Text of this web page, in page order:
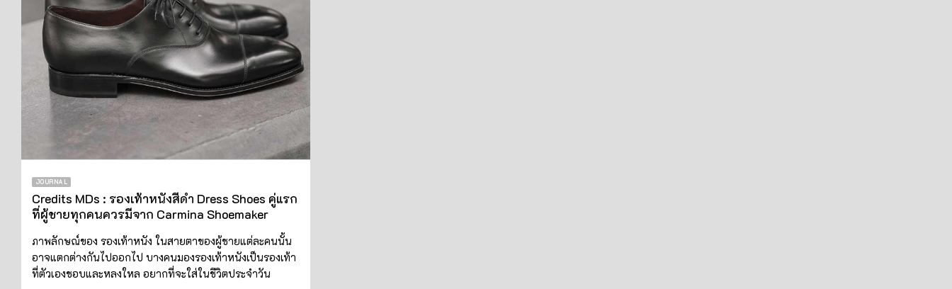
JOURNAL
Credits MDs : รองเท้าหนังสีดำ Dress Shoes คู่แรก
ที่ผู้ชายทุกคนควรมีจาก Carmina Shoemaker
ภาพลักษณ์ของ รองเท้าหนัง ในสายตาของผู้ชายแต่ละคนนั้น
อาจแตกต่างกันไปออกไป บางคนมองรองเท้าหนังเป็นรองเท้า
ที่ตัวเองชอบและหลงใหล อยากที่จะใส่ในชีวิตประจำวัน